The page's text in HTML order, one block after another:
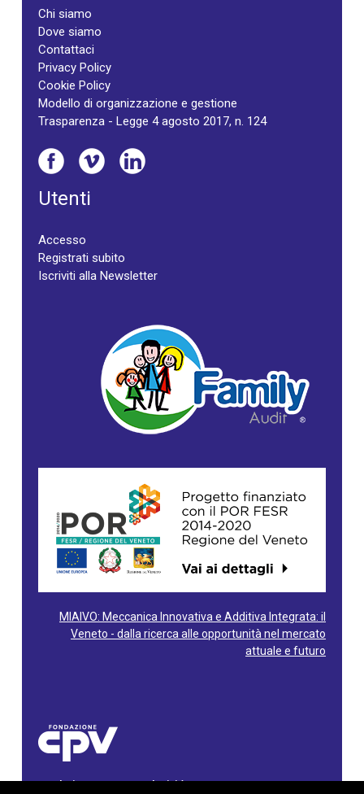
Chi siamo
Dove siamo
Contattaci
Privacy Policy
Cookie Policy
Modello di organizzazione e gestione
Trasparenza - Legge 4 agosto 2017, n. 124
Utenti
Accesso
Registrati subito
Iscriviti alla Newsletter
MIAIVO: Meccanica Innovativa e Additiva Integrata: il
Veneto - dalla ricerca alle opportunità nel mercato
attuale e futuro
Fondazione Centro Produttività Veneto